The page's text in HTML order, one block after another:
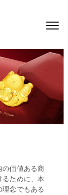
の価値ある商
ために、本
念でもある